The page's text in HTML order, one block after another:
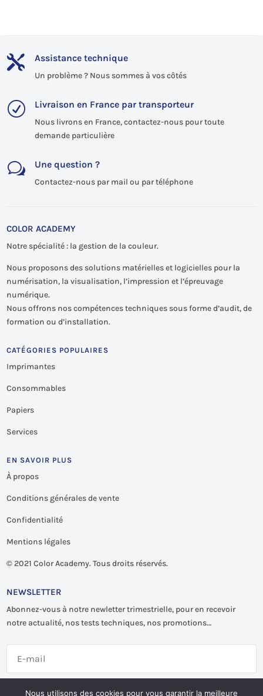
 Assistance technique
Un problème ? Nous sommes à vos côtés
R Livraison en France par transporteur
Nous livrons en France, contactez-nous pour toute
demande particulière
w Une question ?
Contactez-nous par mail ou par téléphone
COLOR ACADEMY
Notre spécialité : la gestion de la couleur.
Nous proposons des solutions matérielles et logicielles pour la
numérisation, la visualisation, l’impression et l’épreuvage
numérique.
Nous offrons nos compétences techniques sous forme d’audit, de
formation ou d’installation.
CATÉGORIES POPULAIRES
Imprimantes
Consommables
Papiers
Services
EN SAVOIR PLUS
À propos
Conditions générales de vente
Confidentialité
Mentions légales
© 2021 Color Academy. Tous droits réservés.
NEWSLETTER
Abonnez-vous à notre newletter trimestrielle, pour en recevoir
notre actualité, nos tests techniques, nos promotions…
S'abonner
Nous utilisons des cookies pour vous garantir la meilleure